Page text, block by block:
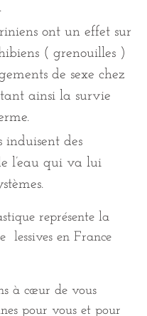
ont un effet sur
( grenouilles )
de sexe chez
ainsi la survie
induisent des
l’eau qui va lui
représente la
lessives en France
à cœur de vous
pour vous et pour